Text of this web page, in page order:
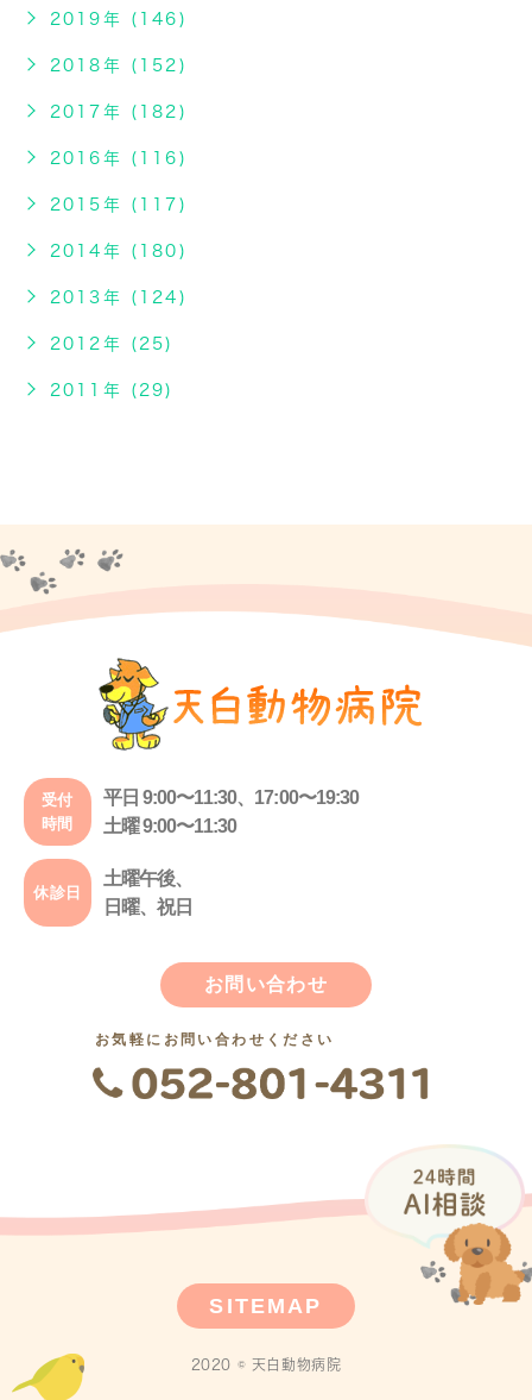
2019年 (146)
2018年 (152)
2017年 (182)
2016年 (116)
2015年 (117)
2014年 (180)
2013年 (124)
2012年 (25)
2011年 (29)
受付
時間
平日 9:00〜11:30、17:00〜19:30
土曜 9:00〜11:30
休診日
土曜午後、
日曜、祝日
お問い合わせ
お気軽にお問い合わせください
SITEMAP
2020 © 天白動物病院